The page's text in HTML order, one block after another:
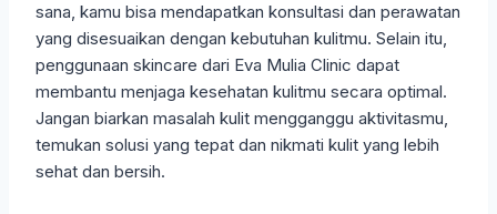
sana, kamu bisa mendapatkan konsultasi dan perawatan
yang disesuaikan dengan kebutuhan kulitmu. Selain itu,
penggunaan skincare dari Eva Mulia Clinic dapat
membantu menjaga kesehatan kulitmu secara optimal.
Jangan biarkan masalah kulit mengganggu aktivitasmu,
temukan solusi yang tepat dan nikmati kulit yang lebih
sehat dan bersih.